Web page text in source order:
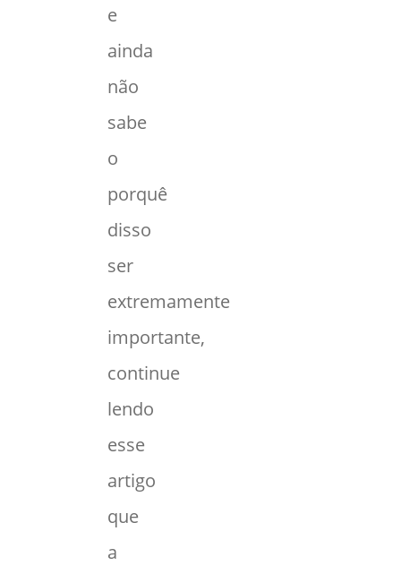
e
ainda
não
sabe
o
porquê
disso
ser
extremamente
importante,
continue
lendo
esse
artigo
que
a